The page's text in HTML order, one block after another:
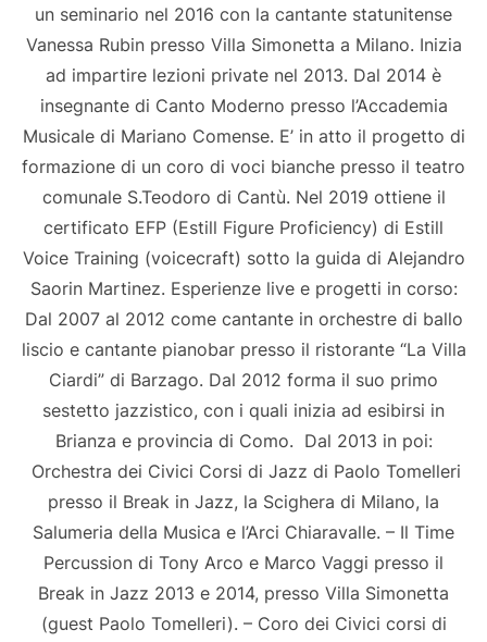
un seminario nel 2016 con la cantante statunitense
Vanessa Rubin presso Villa Simonetta a Milano. Inizia
ad impartire lezioni private nel 2013. Dal 2014 è
insegnante di Canto Moderno presso l’Accademia
Musicale di Mariano Comense. E’ in atto il progetto di
formazione di un coro di voci bianche presso il teatro
comunale S.Teodoro di Cantù. Nel 2019 ottiene il
certificato EFP (Estill Figure Proficiency) di Estill
Voice Training (voicecraft) sotto la guida di Alejandro
Saorin Martinez. Esperienze live e progetti in corso:
Dal 2007 al 2012 come cantante in orchestre di ballo
liscio e cantante pianobar presso il ristorante “La Villa
Ciardi” di Barzago. Dal 2012 forma il suo primo
sestetto jazzistico, con i quali inizia ad esibirsi in
Brianza e provincia di Como. ​ Dal 2013 in poi:
Orchestra dei Civici Corsi di Jazz di Paolo Tomelleri
presso il Break in Jazz, la Scighera di Milano, la
Salumeria della Musica e l’Arci Chiaravalle. – Il Time
Percussion di Tony Arco e Marco Vaggi presso il
Break in Jazz 2013 e 2014, presso Villa Simonetta
(guest Paolo Tomelleri). – Coro dei Civici corsi di